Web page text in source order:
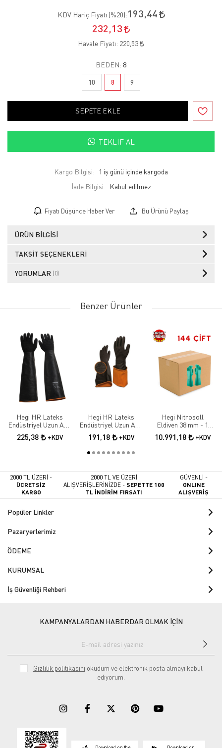
KDV Hariç Fiyatı (%20):193,44
232,13
Havale Fiyatı: 220,53
BEDEN: 8
10 8 9
SEPETE EKLE
TEKLIF AL
Kargo Bilgisi:
1 iş günü içinde kargoda
İade Bilgisi:
Fiyatı Düşünce Haber Ver Bu Ürünü Paylaş
ÜRÜN BILGISI
TAKSIT SEÇENEKLERI
YORUMLAR (0)
Benzer Ürünler
Hegi HR Lateks
Endüstriyel Uzun Asit
Eldiveni 55 cm
225,38 +KDV
Hegi HR Lateks
Endüstriyel Uzun Asit
Eldiveni 45 cm
191,18 +KDV
Hegi Nitrosoll
Eldiven 38 mm - 1
KOLİ 144 ÇİFT
10.991,18 +KDV
2000 TL ÜZERİ -
ÜCRETSİZ
KARGO
2000 TL VE ÜZERİ
ALIŞVERİŞLERİNİZDE -SEPETTE 100
TL İNDİRİM FIRSATI
GÜVENLİ -
ONLINE
ALIŞVERİŞ
Popüler Linkler
Pazaryerlerimiz
ÖDEME
KURUMSAL
İş Güvenliği Rehberi
KAMPANYALARDAN HABERDAR OLMAK İÇİN
Gizlilik politikasını okudum ve elektronik posta almayı kabul
ediyorum.